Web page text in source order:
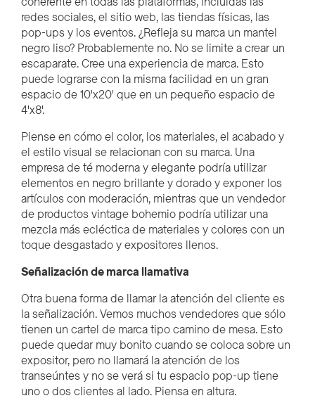
redes sociales, el sitio web, las tiendas físicas, las
pop-ups y los eventos. ¿Refleja su marca un mantel
negro liso? Probablemente no. No se limite a crear un
escaparate. Cree una experiencia de marca. Esto
puede lograrse con la misma facilidad en un gran
espacio de 10'x20' que en un pequeño espacio de
4'x8'.
Piense en cómo el color, los materiales, el acabado y
el estilo visual se relacionan con su marca. Una
empresa de té moderna y elegante podría utilizar
elementos en negro brillante y dorado y exponer los
artículos con moderación, mientras que un vendedor
de productos vintage bohemio podría utilizar una
mezcla más ecléctica de materiales y colores con un
toque desgastado y expositores llenos.
Señalización de marca llamativa
Otra buena forma de llamar la atención del cliente es
la señalización. Vemos muchos vendedores que sólo
tienen un cartel de marca tipo camino de mesa. Esto
puede quedar muy bonito cuando se coloca sobre un
expositor, pero no llamará la atención de los
transeúntes y no se verá si tu espacio pop-up tiene
uno o dos clientes al lado. Piensa en altura.